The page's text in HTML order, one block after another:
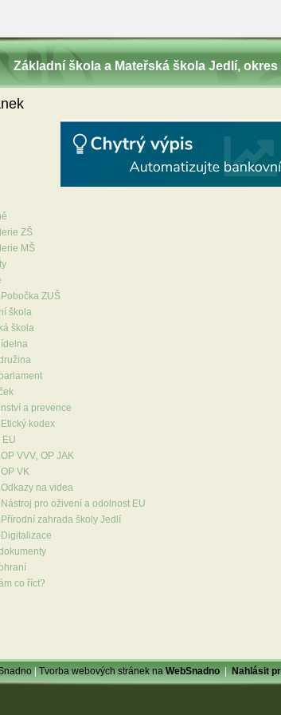
Základní škola a Mateřská škola Jedlí‚
ZŠ
MŠ
Pobočka ZUŠ
škola
škola
a prevence
Etický kodex
EU
OP VVV‚ OP JAK
OP VK
Odkazy na videa
Nástroj pro oživení a odolnost EU
Přírodní zahrada školy Jedlí
Digitalizace
co říct?
|Tvorba webových stránek naWebSnadno|Nahlásit